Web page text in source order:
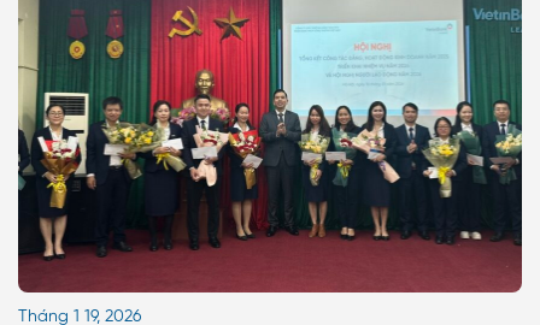
Tháng 1 19, 2026